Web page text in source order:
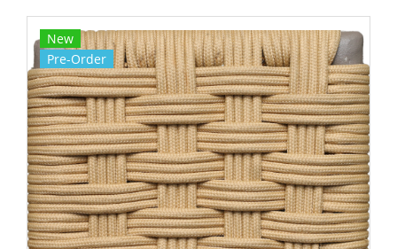
New
Pre-Order